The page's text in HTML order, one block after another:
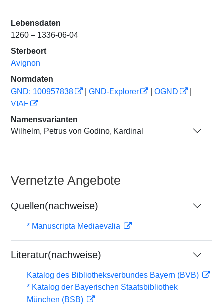
Lebensdaten
1260 – 1336-06-04
Sterbeort
Avignon
Normdaten
GND: 100957838
GND-Explorer OGND
VIAF
Namensvarianten
Wilhelm, Petrus von Godino, Kardinal
Vernetzte Angebote
Quellen(nachweise)
* Manuscripta Mediaevalia
Literatur(nachweise)
Katalog des Bibliotheksverbundes Bayern (BVB)
* Katalog der Bayerischen Staatsbibliothek
München (BSB)